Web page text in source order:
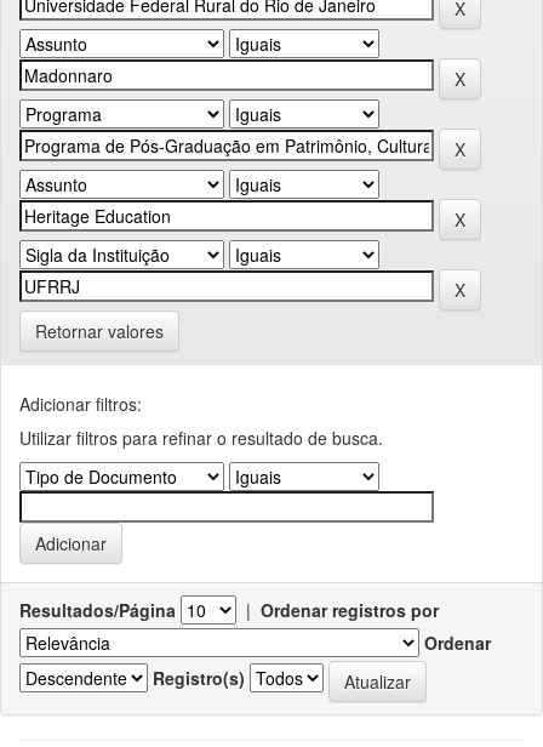
Retornar valores
Adicionar filtros:
Utilizar filtros para refinar o resultado de busca.
Resultados/Página | Ordenar registros por
Ordenar
Registro(s)